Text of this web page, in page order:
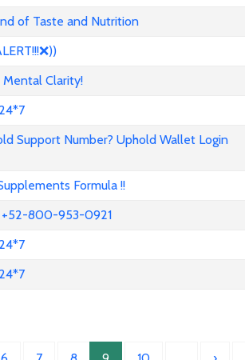
of Taste and Nutrition
Mental Clarity!
Support Number? Uphold Wallet Login
Formula !!
+52-800-953-0921